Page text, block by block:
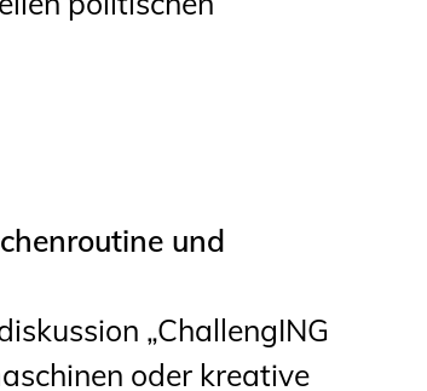
und
„ChallengING
oder kreative